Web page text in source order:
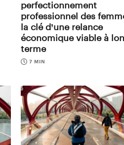
perfectionnement
professionnel des
la clé d’une relance
économique viable à
terme
7 MIN